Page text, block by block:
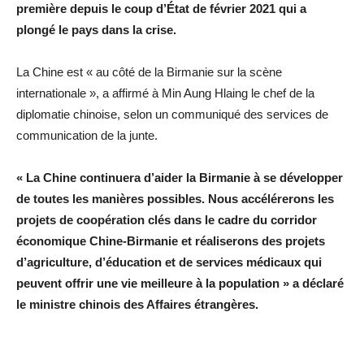
première depuis le coup d’État de février 2021 qui a
plongé le pays dans la crise.
La Chine est « au côté de la Birmanie sur la scène
internationale », a affirmé à Min Aung Hlaing le chef de la
diplomatie chinoise, selon un communiqué des services de
communication de la junte.
« La Chine continuera d’aider la Birmanie à se développer
de toutes les manières possibles. Nous accélérerons les
projets de coopération clés dans le cadre du corridor
économique Chine-Birmanie et réaliserons des projets
d’agriculture, d’éducation et de services médicaux qui
peuvent offrir une vie meilleure à la population » a déclaré
le ministre chinois des Affaires étrangères.